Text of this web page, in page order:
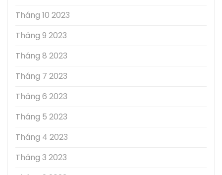
Tháng 10 2023
Tháng 9 2023
Tháng 8 2023
Tháng 7 2023
Tháng 6 2023
Tháng 5 2023
Tháng 4 2023
Tháng 3 2023